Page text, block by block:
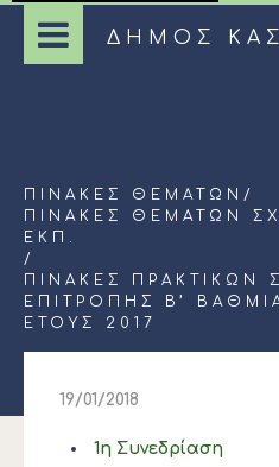
ΔΗΜΟΣ
ΠΊΝΑΚΕΣ ΘΕΜΆΤΩΝ /
ΠΊΝΑΚΕΣ ΘΕΜΆΤΩΝ
ΕΚΠ.
/
ΠΊΝΑΚΕΣ ΠΡΑΚΤΙΚΏΝ
ΕΠΙΤΡΟΠΉΣ Β’
ΈΤΟΥΣ 2017
19/01/2018
1η Συνεδρίαση